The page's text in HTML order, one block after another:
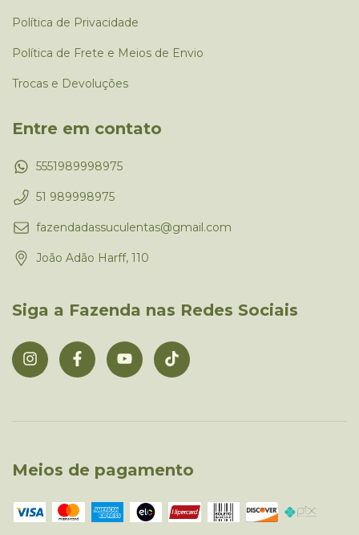
Política de Privacidade
Política de Frete e Meios de Envio
Trocas e Devoluções
Entre em contato
5551989998975
51 989998975
fazendadassuculentas@gmail.com
João Adão Harff, 110
Siga a Fazenda nas Redes Sociais
Meios de pagamento